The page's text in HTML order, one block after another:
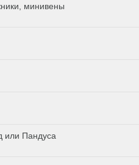
минивены
или Пандуса